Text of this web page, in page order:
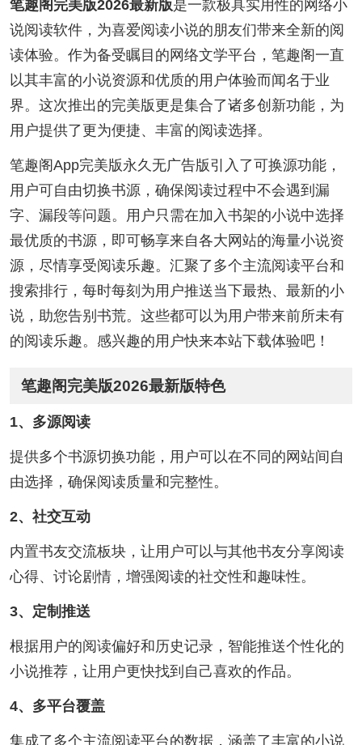
笔趣阁完美版2026最新版是一款极具实用性的网络小
说阅读软件，为喜爱阅读小说的朋友们带来全新的阅
读体验。作为备受瞩目的网络文学平台，笔趣阁一直
以其丰富的小说资源和优质的用户体验而闻名于业
界。这次推出的完美版更是集合了诸多创新功能，为
用户提供了更为便捷、丰富的阅读选择。
笔趣阁App完美版永久无广告版引入了可换源功能，
用户可自由切换书源，确保阅读过程中不会遇到漏
字、漏段等问题。用户只需在加入书架的小说中选择
最优质的书源，即可畅享来自各大网站的海量小说资
源，尽情享受阅读乐趣。汇聚了多个主流阅读平台和
搜索排行，每时每刻为用户推送当下最热、最新的小
说，助您告别书荒。这些都可以为用户带来前所未有
的阅读乐趣。感兴趣的用户快来本站下载体验吧！
笔趣阁完美版2026最新版特色
1、多源阅读
提供多个书源切换功能，用户可以在不同的网站间自
由选择，确保阅读质量和完整性。
2、社交互动
内置书友交流板块，让用户可以与其他书友分享阅读
心得、讨论剧情，增强阅读的社交性和趣味性。
3、定制推送
根据用户的阅读偏好和历史记录，智能推送个性化的
小说推荐，让用户更快找到自己喜欢的作品。
4、多平台覆盖
集成了多个主流阅读平台的数据，涵盖了丰富的小说